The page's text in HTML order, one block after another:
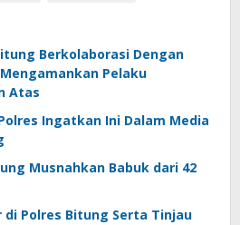
Berkolaborasi Dengan
Pelaku
Atas
Ingatkan Ini Dalam Media
Musnahkan Babuk dari 42
di Polres Bitung Serta Tinjau